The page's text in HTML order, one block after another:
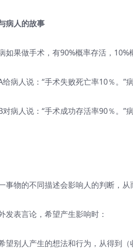
病人的故事
如果做手术，有90%概率存活，
给病人说：“手术失败死亡率10％。”
对病人说：“手术成功存活率90％。”
事物的不同描述会影响人的判断，
发表言论，希望产生影响时：
望别人产生的想法和行为，从得到